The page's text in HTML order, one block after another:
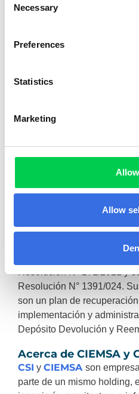
Selection
Necessary
Preferences
Statistics
Marketing
Allow
por la tecnología,
beneficia a las empresas,
escalable y eficaz de l
CIEMSA y CSI su
Acerca de Plan Vale
Ministerio de Ambiente en
valorizar envases para
nacional y las metas de
ResoluciónN°271/2021 y
Resolución N° 1391/024.
son un plan de
implementación y
Depósito Devolución y
Acerca de CIEMSA y
CSI y CIEMSA son
parte de un mismo holding,